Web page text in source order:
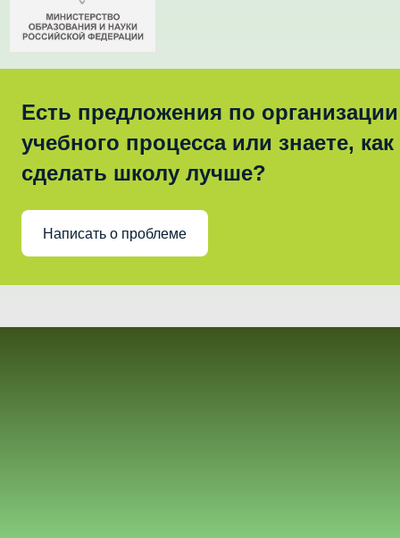
Есть предложения по организации
учебного процесса или знаете, как
сделать школу лучше?
Написать о проблеме